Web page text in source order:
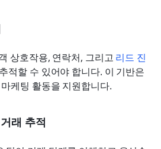
상호작용, 연락처, 그리고 리드 진
적할 수 있어야 합니다. 이 기반은
케팅 활동을 지원합니다.
래 추적